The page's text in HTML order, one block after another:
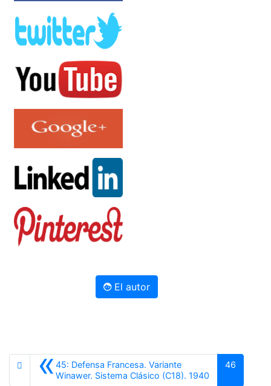
El autor
«45: Defensa Francesa. Variante
Winawer. Sistema Clásico (C18). 1940
46